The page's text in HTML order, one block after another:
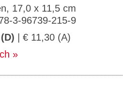
17,0 x 11,5 cm
3-96739-215-9
| € 11,30 (A)